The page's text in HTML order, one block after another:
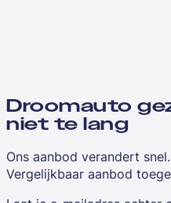
Droomauto
niet te lang
Ons aanbod verandert
Vergelijkbaar aanbod